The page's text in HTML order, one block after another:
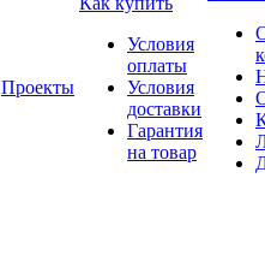
Проекты
Условия
оплаты
Условия
доставки
Гарантия
на товар